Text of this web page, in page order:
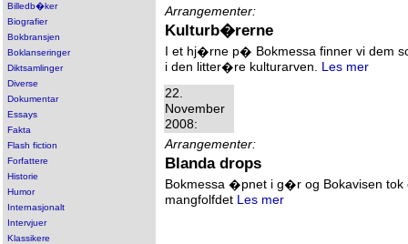
Billedb�ker
Biografier
Bokbransjen
Boklanseringer
Diktsamlinger
Diverse
Dokumentar
Essays
Fakta
Flash fiction
Forfattere
Historie
Humor
Internasjonalt
Intervjuer
Klassikere
Arrangementer:
Kulturb�rerne
I et hj�rne p� Bokmessa finner vi dem
i den litter�re kulturarven. Les mer
22.
November
2008:
Arrangementer:
Blanda drops
Bokmessa �pnet i g�r og Bokavisen
mangfolfdet Les mer